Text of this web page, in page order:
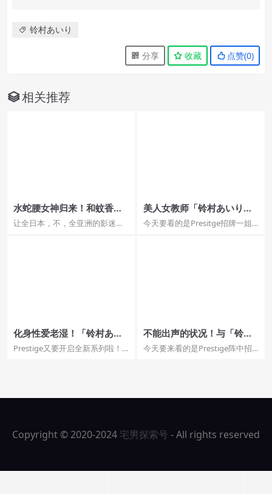
铃村あいり
分享 收藏 点赞(0)
相关推荐
水蛇腰女神归来！和蚊香社
一姐「铃村あいり」展开两
天一夜的温泉旅行！ – 女优
让全日本，不，全亚洲的影迷都
美人女教师「铃村あいり」
超会挑逗！与老湿的「青春
性爱」太舒服！ – 女优情报
今天要看的是Presitge招牌一姐
化身性爱老湿！「铃村あい
り」帮小鲜肉解决「性烦
恼」亲身教学「超疗癒啪啪
Prestige又要开启全新系列啦！
不能出声的状况！与「铃村
あいり」偷偷的做爱，密室
里的抽插「瞬间就高潮」！
今天要来看的是Prestige阵中招
Copyright © 2020-2024 宅男探索号 - All rights reserved